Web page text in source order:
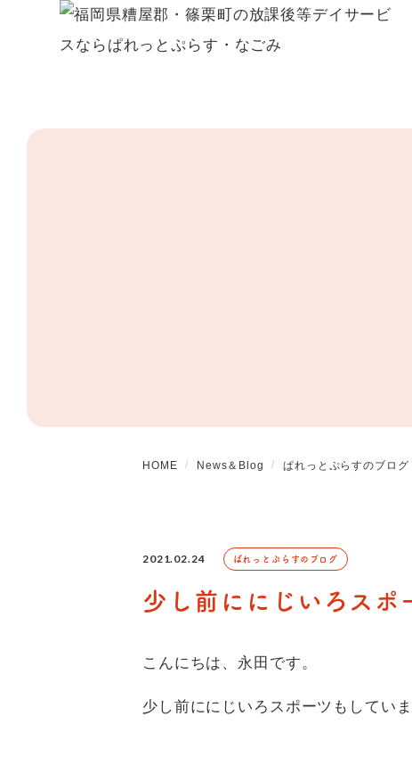
HOME News＆Blog ぱれっとぷらすのブログ
2021.02.24 ぱれっとぷらすのブログ
少し前ににじいろスポ
こんにちは、永田です。
少し前ににじいろスポーツもしていま